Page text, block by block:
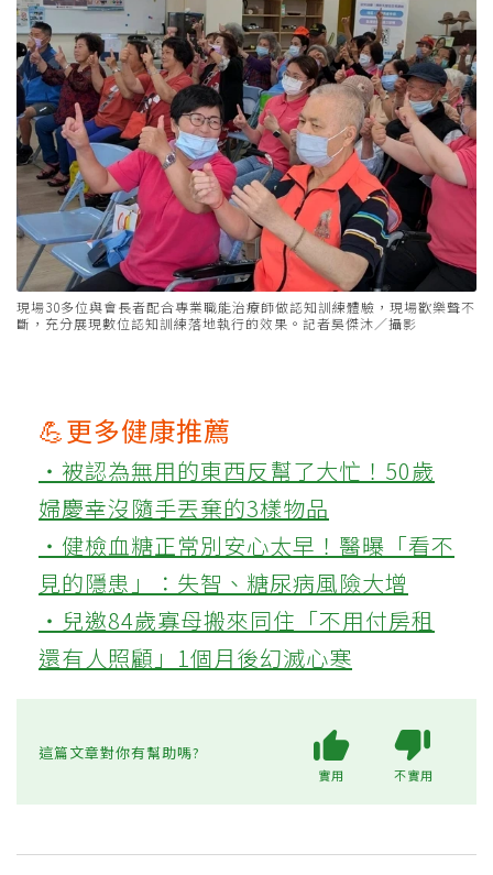
現場30多位與會長者配合專業職能治療師做認知訓練體驗，現場歡樂聲不
斷，充分展現數位認知訓練落地執行的效果。記者吳傑沐／攝影
💪更多健康推薦
‧被認為無用的東西反幫了大忙！50歲
婦慶幸沒隨手丟棄的3樣物品
‧健檢血糖正常別安心太早！醫曝「看不
見的隱患」：失智、糖尿病風險大增
‧兒邀84歲寡母搬來同住「不用付房租
還有人照顧」1個月後幻滅心寒
這篇文章對你有幫助嗎?
實用 不實用